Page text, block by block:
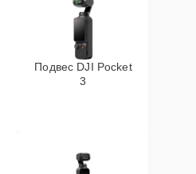
Подвес DJI Pocket
3